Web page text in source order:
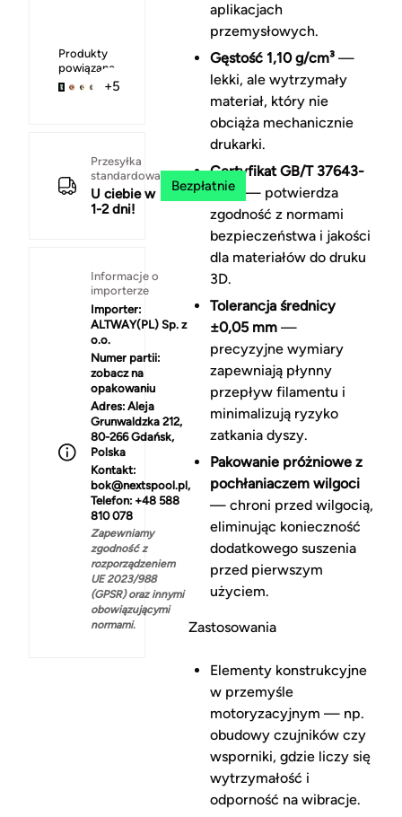
Produkty
powiązane
+5
Przesyłka
standardowa
U ciebie w
1-2 dni!
Bezpłatnie
Informacje o
importerze
Importer:
ALTWAY(PL) Sp. z
o.o.
Numer partii:
zobacz na
opakowaniu
Adres: Aleja
Grunwaldzka 212,
80-266 Gdańsk,
Polska
Kontakt:
bok@nextspool.pl,
Telefon: +48 588
810 078
Zapewniamy
zgodność z
rozporządzeniem
UE 2023/988
(GPSR) oraz innymi
obowiązującymi
normami.
aplikacjach
przemysłowych.
Gęstość 1,10 g/cm³—
lekki, ale wytrzymały
materiał, który nie
obciąża mechanicznie
drukarki.
Certyfikat GB/T 37643-
2019
— potwierdza
zgodność z normami
bezpieczeństwa i jakości
dla materiałów do druku
3D.
Tolerancja średnicy
±0,05 mm—
precyzyjne wymiary
zapewniają płynny
przepływ filamentu i
minimalizują ryzyko
zatkania dyszy.
Pakowanie próżniowe z
pochłaniaczem wilgoci
— chroni przed wilgocią,
eliminując konieczność
dodatkowego suszenia
przed pierwszym
użyciem.
Zastosowania
Elementy konstrukcyjne
w przemyśle
motoryzacyjnym — np.
obudowy czujników czy
wsporniki, gdzie liczy się
wytrzymałość i
odporność na wibracje.